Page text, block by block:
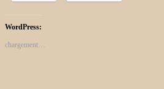
WordPress:
chargement…